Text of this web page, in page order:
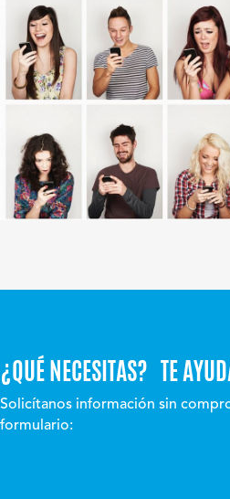
¿QUÉ NECESITAS? TE
Solicítanos información sin
formulario: